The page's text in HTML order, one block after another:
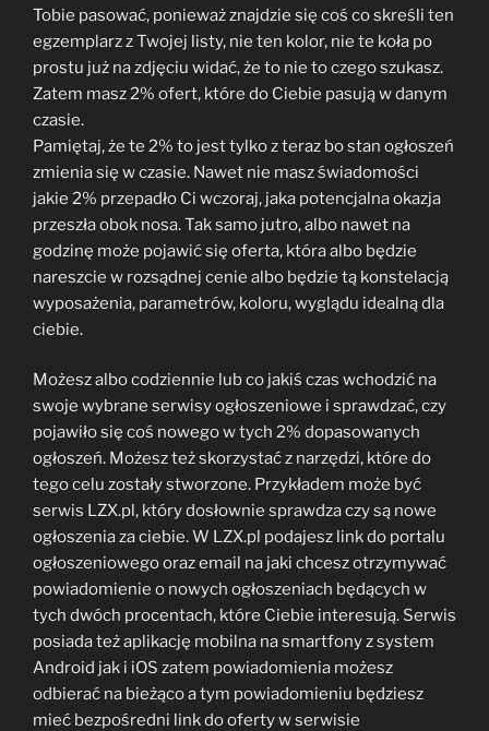
Tobie pasować, ponieważ znajdzie się coś co skreśli ten
egzemplarz z Twojej listy, nie ten kolor, nie te koła po
prostu już na zdjęciu widać, że to nie to czego szukasz.
Zatem masz 2% ofert, które do Ciebie pasują w danym
czasie.
Pamiętaj, że te 2% to jest tylko z teraz bo stan ogłoszeń
zmienia się w czasie. Nawet nie masz świadomości
jakie 2% przepadło Ci wczoraj, jaka potencjalna okazja
przeszła obok nosa. Tak samo jutro, albo nawet na
godzinę może pojawić się oferta, która albo będzie
nareszcie w rozsądnej cenie albo będzie tą konstelacją
wyposażenia, parametrów, koloru, wyglądu idealną dla
ciebie.
Możesz albo codziennie lub co jakiś czas wchodzić na
swoje wybrane serwisy ogłoszeniowe i sprawdzać, czy
pojawiło się coś nowego w tych 2% dopasowanych
ogłoszeń. Możesz też skorzystać z narzędzi, które do
tego celu zostały stworzone. Przykładem może być
serwis LZX.pl, który dosłownie sprawdza czy są nowe
ogłoszenia za ciebie. W LZX.pl podajesz link do portalu
ogłoszeniowego oraz email na jaki chcesz otrzymywać
powiadomienie o nowych ogłoszeniach będących w
tych dwóch procentach, które Ciebie interesują. Serwis
posiada też aplikację mobilna na smartfony z system
Android jak i iOS zatem powiadomienia możesz
odbierać na bieżąco a tym powiadomieniu będziesz
mieć bezpośredni link do oferty w serwisie